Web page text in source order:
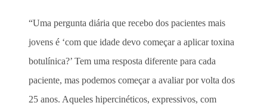
“Uma pergunta diária que recebo dos pacientes mais
jovens é ‘com que idade devo começar a aplicar toxina
botulínica?’ Tem uma resposta diferente para cada
paciente, mas podemos começar a avaliar por volta dos
25 anos. Aqueles hipercinéticos, expressivos, com